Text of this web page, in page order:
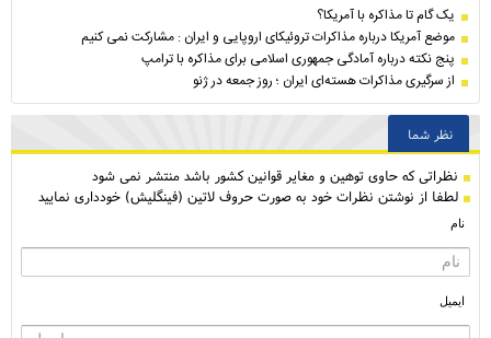
یک گام تا مذاکره با آمریکا؟
موضع آمریکا درباره مذاکرات تروئیکای اروپایی و ایران : مشارکت نمی کنیم
پنج نکته درباره آمادگی جمهوری اسلامی برای مذاکره با ترامپ
از سرگیری مذاکرات هسته‌ای ایران ؛ روز جمعه در ژنو
نظر شما
نظراتی كه حاوی توهین و مغایر قوانین کشور باشد منتشر نمی شود
لطفا از نوشتن نظرات خود به صورت حروف لاتین (فینگلیش) خودداری نمایید
نام
ایمیل